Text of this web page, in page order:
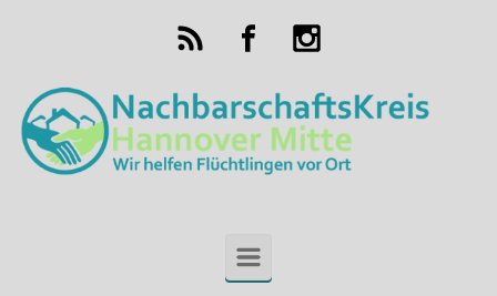
Zum Hauptinhalt springen